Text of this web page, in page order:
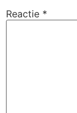
Reactie *